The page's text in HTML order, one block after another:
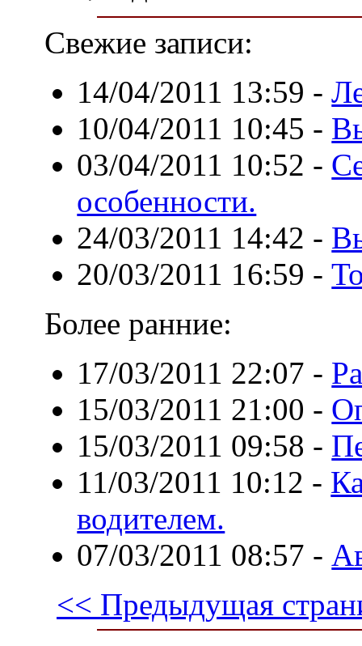
Свежие записи:
14/04/2011 13:59 -
10/04/2011 10:45 -
03/04/2011 10:52 -
особенности.
24/03/2011 14:42 -
20/03/2011 16:59 -
Более ранние:
17/03/2011 22:07 -
15/03/2011 21:00 -
15/03/2011 09:58 -
11/03/2011 10:12 -
водителем.
07/03/2011 08:57 -
<< Предыдущая